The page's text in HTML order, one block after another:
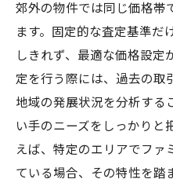
郊外の物件では同じ価格帯
ます。固定的な査定基準だ
しきれず、最適な価格設定
定を行う際には、過去の取
地域の発展状況を分析する
い手のニーズをしっかりと
えば、特定のエリアでファ
ている場合、その特性を踏